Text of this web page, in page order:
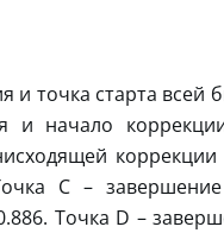
и точка старта
и начало
C –
Точка D –